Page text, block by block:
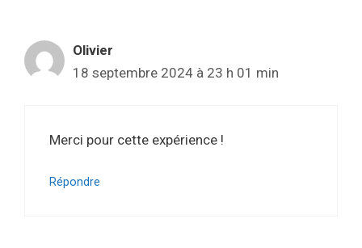
Olivier
18 septembre 2024 à 23 h 01 min
Merci pour cette expérience !
Répondre